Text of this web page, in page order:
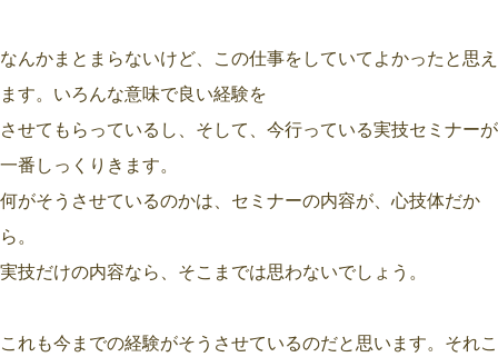
なんかまとまらないけど、この仕事をしていてよかったと思え
ます。いろんな意味で良い経験を
させてもらっているし、そして、今行っている実技セミナーが
一番しっくりきます。
何がそうさせているのかは、セミナーの内容が、心技体だか
ら。
実技だけの内容なら、そこまでは思わないでしょう。
これも今までの経験がそうさせているのだと思います。それこ